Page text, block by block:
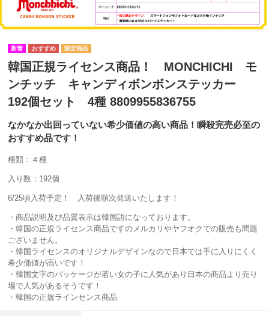
韓国正規ライセンス商品！ MONCHICHI モ
ンチッチ キャンディボンボンステッカー
192個セット 4種 8809955836755
なかなか出回っていない希少価値の高い商品！瞬殺完売必至の
おすすめ品です！
種類：４種
入り数：192個
6/25頃入荷予定！ 入荷後順次発送いたします！
・商品説明及び品質表示は韓国語になっております。
・韓国の正規ライセンス商品ですのメルカリやヤフオクでの販売も問題
ございません。
・韓国ライセンスのオリジナルデザインなので日本では手に入りにくく
希少価値が高いです！
・韓国文字のパッケージが若い女の子に人気があり日本の商品より売り
場で人気があるそうです！
・韓国の正規ラインセンス商品